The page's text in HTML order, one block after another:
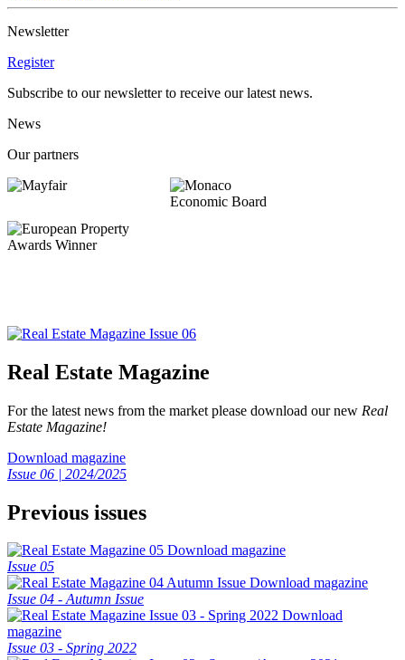
Newsletter
Register
Subscribe to our newsletter to receive our latest news.
News
Our partners
Real Estate Magazine
For the latest news from the market please download our new Real
Estate Magazine!
Download magazine
Issue 06 | 2024/2025
Previous issues
Download magazine
Issue 05
Download magazine
Issue 04 - Autumn Issue
Download
magazine
Issue 03 - Spring 2022